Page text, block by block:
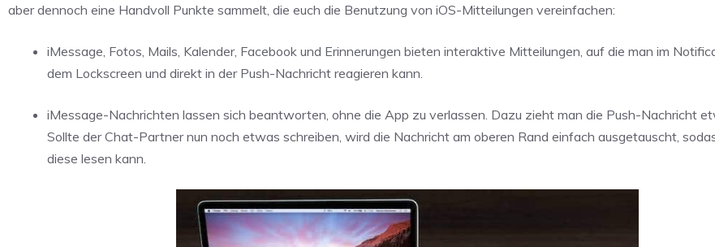
aber dennoch eine Handvoll Punkte sammelt, die euch die Benutzung von iOS-Mitteilungen vereinfachen:
iMessage, Fotos, Mails, Kalender, Facebook und Erinnerungen bieten interaktive Mitteilungen, auf die man im
dem Lockscreen und direkt in der Push-Nachricht reagieren kann.
iMessage-Nachrichten lassen sich beantworten, ohne die App zu verlassen. Dazu zieht man die Push-Nachricht
Sollte der Chat-Partner nun noch etwas schreiben, wird die Nachricht am oberen Rand einfach ausgetauscht,
diese lesen kann.